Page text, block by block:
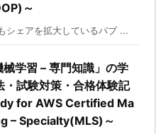
～
シェアを拡大しているパブ ...
械学習 – 専門知識」の学
・試験対策・合格体験記
for AWS Certified Ma
– Specialty(MLS)～